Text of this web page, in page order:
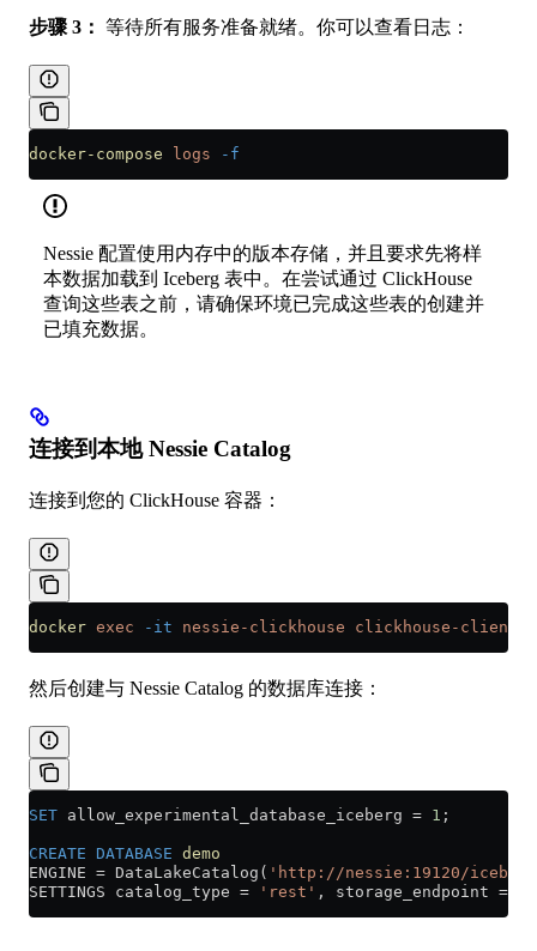
步骤 3： 等待所有服务准备就绪。你可以查看日志：
docker-compose logs -f
Nessie 配置使用内存中的版本存储，并且要求先将样
本数据加载到 Iceberg 表中。在尝试通过 ClickHouse
查询这些表之前，请确保环境已完成这些表的创建并
已填充数据。
连接到本地 Nessie Catalog
连接到您的 ClickHouse 容器：
docker exec -it nessie-clickhouse clickhouse-client
然后创建与 Nessie Catalog 的数据库连接：
SET allow_experimental_database_iceberg = 1 ;
CREATE DATABASE demo
ENGINE = DataLakeCatalog( 'http://nessie:19120/
SETTINGS catalog_type = 'rest' , storage_endpoint =